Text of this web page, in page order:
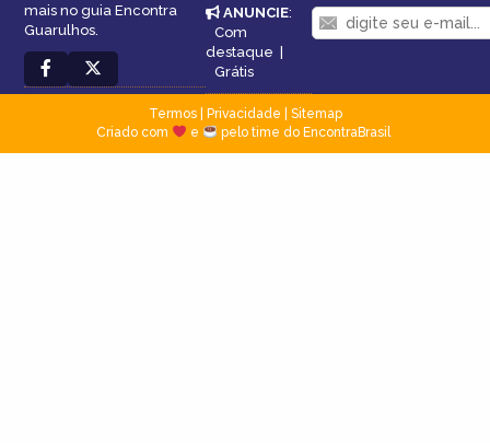
mais no guia Encontra
Guarulhos.
ANUNCIE:
Com
destaque |
Grátis
Termos| Privacidade
Sitemap
Criado com
e pelo time do EncontraBrasil